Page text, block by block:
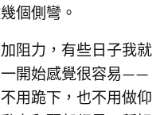
個側彎。
阻力，有些日子我就
一開始感覺很容易——
用跪下，也不用做仰